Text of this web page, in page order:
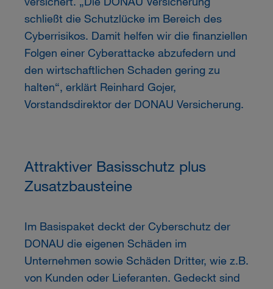
schließt die Schutzlücke im Bereich des
Cyberrisikos. Damit helfen wir die finanziellen
Folgen einer Cyberattacke abzufedern und
den wirtschaftlichen Schaden gering zu
halten“, erklärt Reinhard Gojer,
Vorstandsdirektor der DONAU Versicherung.
Attraktiver Basisschutz plus
Zusatzbausteine
Im Basispaket deckt der Cyberschutz der
DONAU die eigenen Schäden im
Unternehmen sowie Schäden Dritter, wie z.B.
von Kunden oder Lieferanten. Gedeckt sind